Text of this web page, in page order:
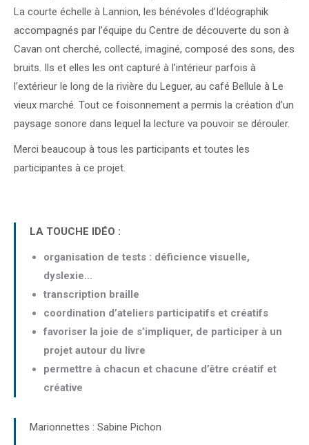
La courte échelle à Lannion, les bénévoles d’Idéographik
accompagnés par l’équipe du Centre de découverte du son à
Cavan ont cherché, collecté, imaginé, composé des sons, des
bruits. Ils et elles les ont capturé à l’intérieur parfois à
l’extérieur le long de la rivière du Leguer, au café Bellule à Le
vieux marché. Tout ce foisonnement a permis la création d’un
paysage sonore dans lequel la lecture va pouvoir se dérouler.
Merci beaucoup à tous les participants et toutes les
participantes à ce projet.
LA TOUCHE IDÉO :
organisation de tests : déficience visuelle,
dyslexie…
transcription braille
coordination d’ateliers participatifs et créatifs
favoriser la joie de s’impliquer, de participer à un
projet autour du livre
permettre à chacun et chacune d’être créatif et
créative
Marionnettes : Sabine Pichon